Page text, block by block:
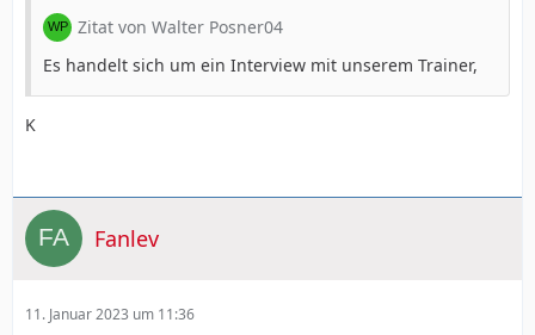
Zitat von Walter Posner04
Es handelt sich um ein Interview mit unserem Trainer,
K
Fanlev
11. Januar 2023 um 11:36